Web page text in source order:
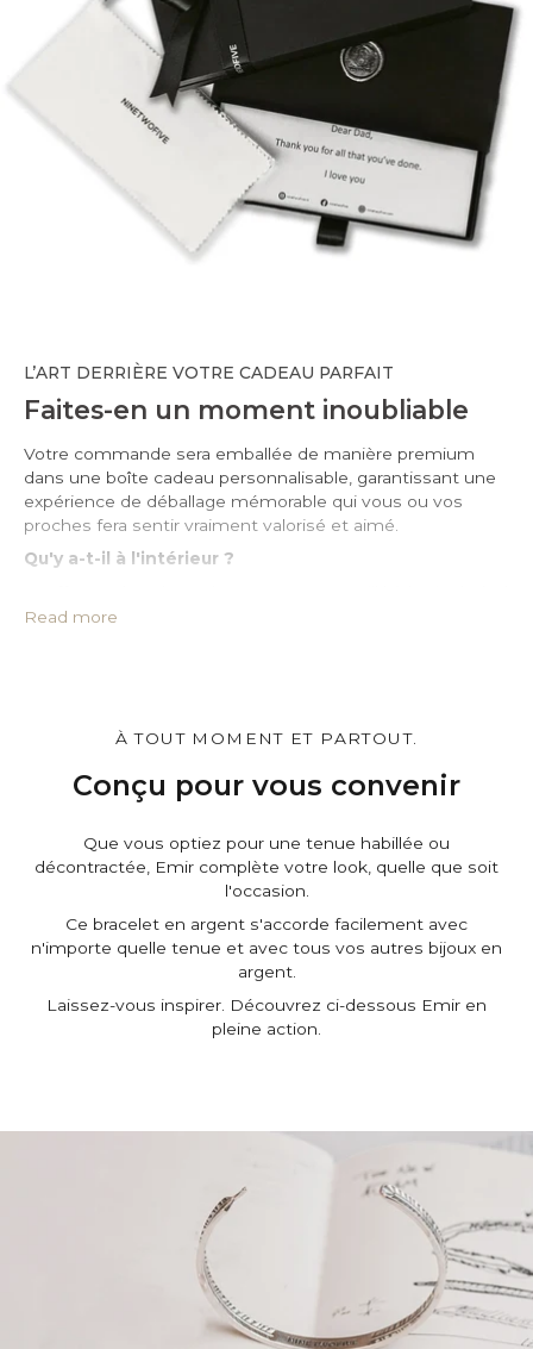
L’ART DERRIÈRE VOTRE CADEAU PARFAIT
Faites-en un moment inoubliable
Votre commande sera emballée de manière premium
dans une boîte cadeau personnalisable, garantissant une
expérience de déballage mémorable qui vous ou vos
proches fera sentir vraiment valorisé et aimé.
Qu'y a-t-il à l'intérieur ?
• Pochette de protection en cuir PU*
Vous pouvez personnaliser le cadeau boîteet la pochette,
C'est gratuit.
Read more
À TOUT MOMENT ET PARTOUT.
Conçu pour vous convenir
Que vous optiez pour une tenue habillée ou
décontractée, Emir complète votre look, quelle que soit
l'occasion.
Ce bracelet en argent s'accorde facilement avec
n'importe quelle tenue et avec tous vos autres bijoux en
argent.
Laissez-vous inspirer. Découvrez ci-dessous Emir en
pleine action.